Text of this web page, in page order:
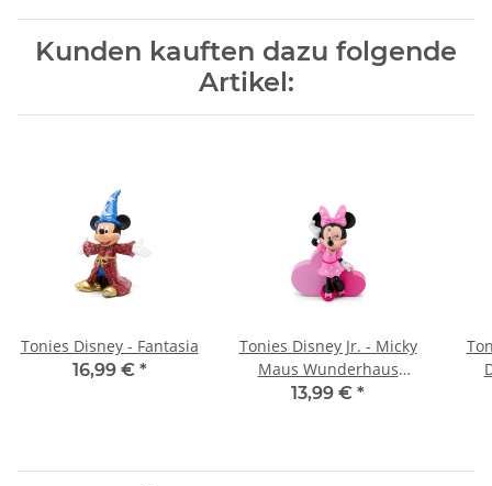
Kunden kauften dazu folgende
Artikel:
Tonies Disney - Fantasia
16,99 € *
Tonies Disney Jr. - Micky
Maus Wunderhaus
(Minnie)
13,99 € *